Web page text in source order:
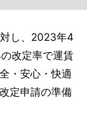
し、2023年4
改定率で運賃
・安心・快適
定申請の準備